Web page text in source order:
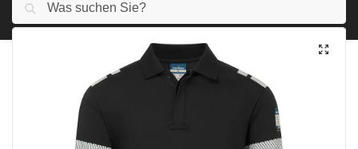
Start Arbeitskleidung Herren